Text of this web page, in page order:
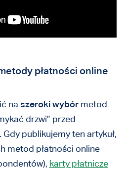
płatności online
na szeroki wybórmetod
drzwi” przed
publikujemy ten artykuł,
metod płatności online
karty płatnicze